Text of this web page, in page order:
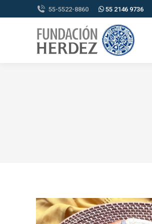
55-5522-8860 55 2146 9736